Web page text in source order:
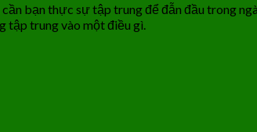
bạn thực sự tập trung để đẫn đầu trong
tập trung vào một điều gì.